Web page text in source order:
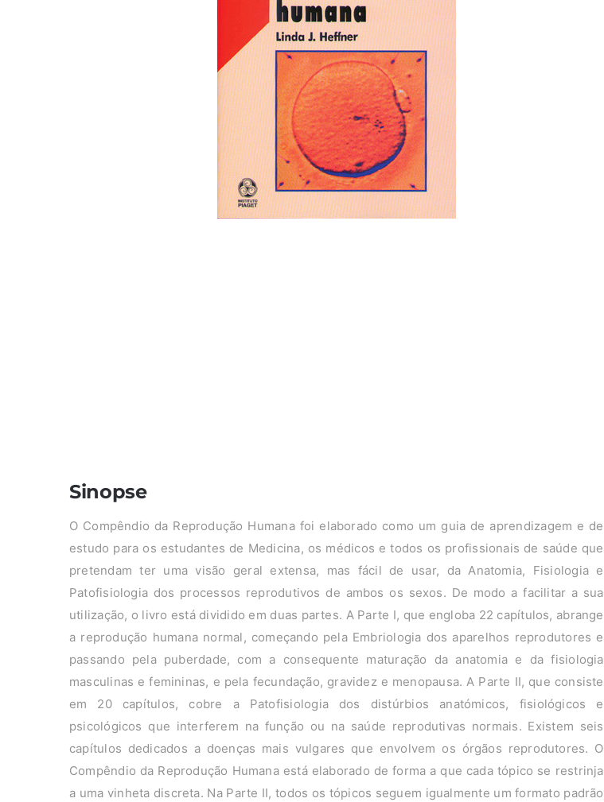
Sinopse
O Compêndio da Reprodução Humana foi elaborado como um guia de aprendizagem e de
estudo para os estudantes de Medicina, os médicos e todos os profissionais de saúde que
pretendam ter uma visão geral extensa, mas fácil de usar, da Anatomia, Fisiologia e
Patofisiologia dos processos reprodutivos de ambos os sexos. De modo a facilitar a sua
utilização, o livro está dividido em duas partes. A Parte I, que engloba 22 capítulos, abrange
a reprodução humana normal, começando pela Embriologia dos aparelhos reprodutores e
passando pela puberdade, com a consequente maturação da anatomia e da fisiologia
masculinas e femininas, e pela fecundação, gravidez e menopausa. A Parte II, que consiste
em 20 capítulos, cobre a Patofisiologia dos distúrbios anatómicos, fisiológicos e
psicológicos que interferem na função ou na saúde reprodutivas normais. Existem seis
capítulos dedicados a doenças mais vulgares que envolvem os órgãos reprodutores. O
Compêndio da Reprodução Humana está elaborado de forma a que cada tópico se restrinja
a uma vinheta discreta. Na Parte II, todos os tópicos seguem igualmente um formato padrão